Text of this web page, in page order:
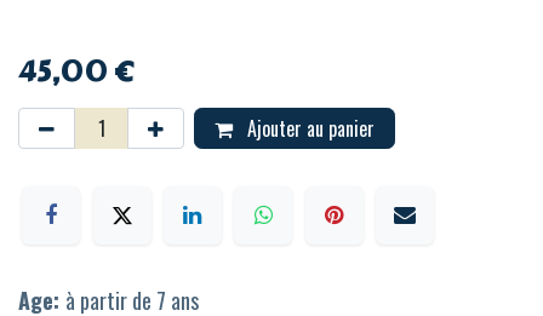
45,00€
Ajouter au panier
Age: à partir de 7 ans